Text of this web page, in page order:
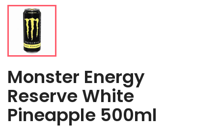
Monster Energy
Reserve White
Pineapple 500ml